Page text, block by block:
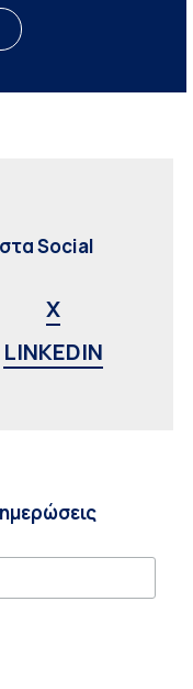
Social
X
LINKEDIN